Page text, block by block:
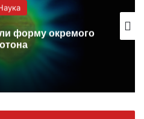
форму окремого